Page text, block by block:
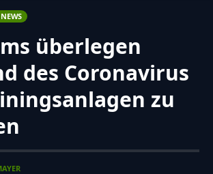
überlegen
des Coronavirus
zu